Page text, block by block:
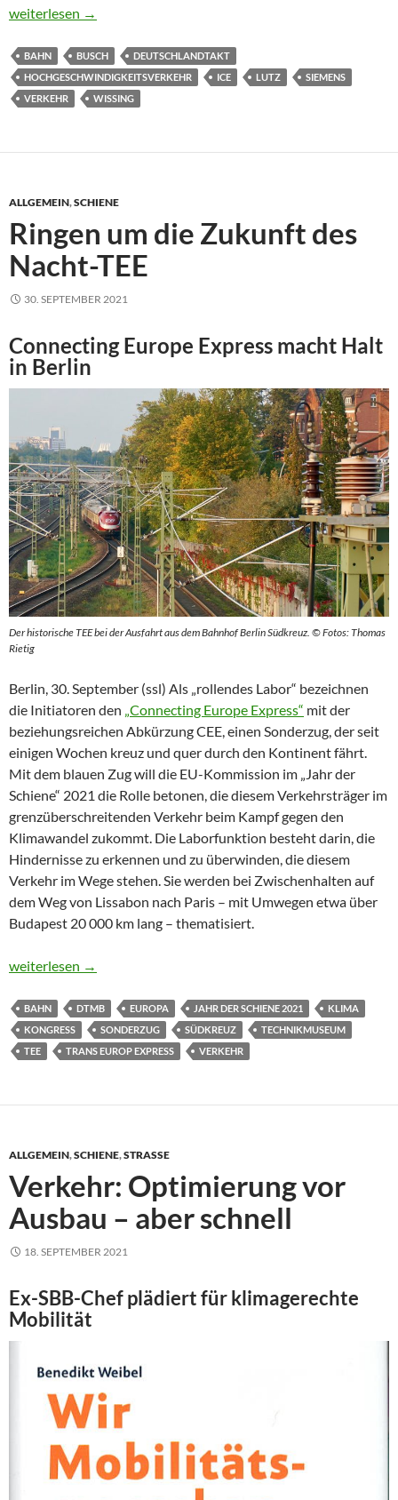
Schnell ist beim ICE wieder wichtig
weiterlesen →
BAHN BUSCH
DEUTSCHLANDTAKT
HOCHGESCHWINDIGKEITSVERKEHR
ICE LUTZ
SIEMENS
VERKEHR
WISSING
ALLGEMEIN,SCHIENE
Ringen um die Zukunft des
Nacht-TEE
30. SEPTEMBER 2021
Connecting Europe Express macht Halt
in Berlin
Der historische TEE bei der Ausfahrt aus dem Bahnhof Berlin Südkreuz. © Fotos: Thomas
Rietig
Berlin, 30. September (ssl) Als „rollendes Labor“ bezeichnen
die Initiatoren den „Connecting Europe Express“ mit der
beziehungsreichen Abkürzung CEE, einen Sonderzug, der seit
einigen Wochen kreuz und quer durch den Kontinent fährt.
Mit dem blauen Zug will die EU-Kommission im „Jahr der
Schiene“ 2021 die Rolle betonen, die diesem Verkehrsträger im
grenzüberschreitenden Verkehr beim Kampf gegen den
Klimawandel zukommt. Die Laborfunktion besteht darin, die
Hindernisse zu erkennen und zu überwinden, die diesem
Verkehr im Wege stehen. Sie werden bei Zwischenhalten auf
dem Weg von Lissabon nach Paris – mit Umwegen etwa über
Budapest 20 000 km lang – thematisiert.
Ringen um die Zukunft des Nacht-TEE
weiterlesen →
BAHN DTMB EUROPA JAHR DER SCHIENE 2021
KLIMA
KONGRESS
SONDERZUG SÜDKREUZ
TECHNIKMUSEUM
TEE
TRANS EUROP EXPRESS VERKEHR
ALLGEMEIN,SCHIENE,STRASSE
Verkehr: Optimierung vor
Ausbau – aber schnell
18. SEPTEMBER 2021
Ex-SBB-Chef plädiert für klimagerechte
Mobilität